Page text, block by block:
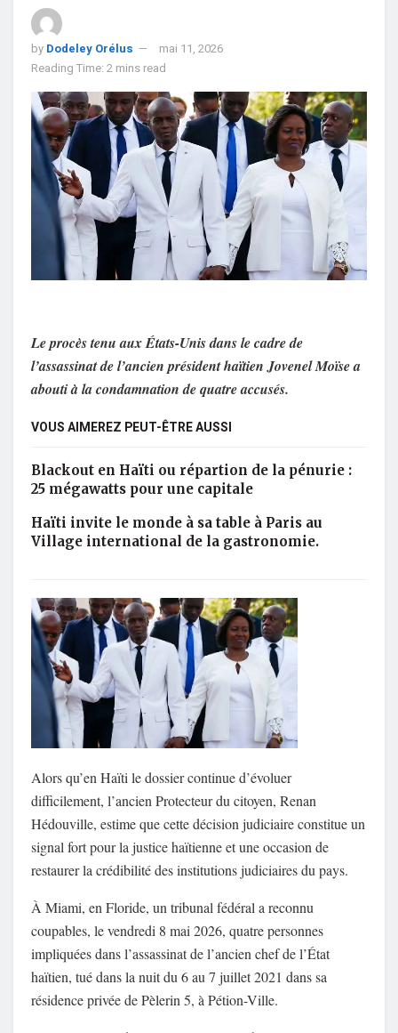
by Dodeley Orélus
mai 11, 2026
Reading Time: 2 mins read
Le procès tenu aux États-Unis dans le cadre de
l’assassinat de l’ancien président haïtien Jovenel Moïse a
abouti à la condamnation de quatre accusés.
VOUS AIMEREZ PEUT-ÊTRE AUSSI
Blackout en Haïti ou répartion de la pénurie :
25 mégawatts pour une capitale
Haïti invite le monde à sa table à Paris au
Village international de la gastronomie.
Alors qu’en Haïti le dossier continue d’évoluer
difficilement, l’ancien Protecteur du citoyen, Renan
Hédouville, estime que cette décision judiciaire constitue un
signal fort pour la justice haïtienne et une occasion de
restaurer la crédibilité des institutions judiciaires du pays.
À Miami, en Floride, un tribunal fédéral a reconnu
coupables, le vendredi 8 mai 2026, quatre personnes
impliquées dans l’assassinat de l’ancien chef de l’État
haïtien, tué dans la nuit du 6 au 7 juillet 2021 dans sa
résidence privée de Pèlerin 5, à Pétion-Ville.